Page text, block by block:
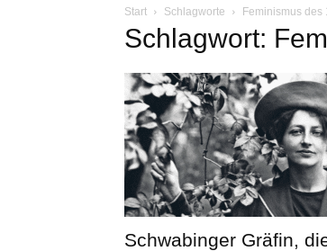
Start Schlagworte Feminismus
Schlagwort:
Schwabinger Gräfin,